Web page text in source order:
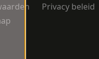
Privacy beleid